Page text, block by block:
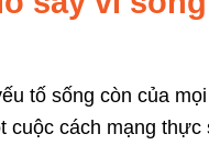
tố sống còn của
cuộc cách mạng